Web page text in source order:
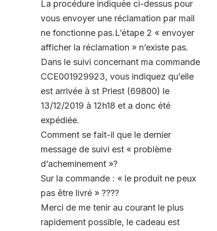
La procédure indiquée ci-dessus pour
vous envoyer une réclamation par mail
ne fonctionne pas.L’étape 2 « envoyer
afficher la réclamation » n’existe pas.
Dans le suivi concernant ma commande
CCE001929923, vous indiquez qu’elle
est arrivée à st Priest (69800) le
13/12/2019 à 12h18 et a donc été
expédiée.
Comment se fait-il que le dernier
message de suivi est « problème
d’acheminement »?
Sur la commande : « le produit ne peux
pas être livré » ????
Merci de me tenir au courant le plus
rapidement possible, le cadeau est